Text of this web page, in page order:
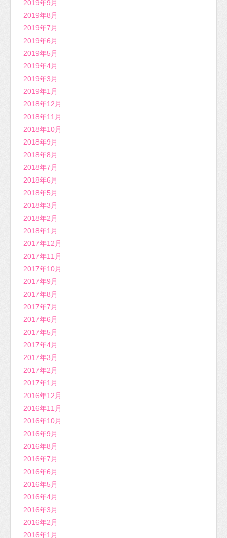
2019年9月
2019年8月
2019年7月
2019年6月
2019年5月
2019年4月
2019年3月
2019年1月
2018年12月
2018年11月
2018年10月
2018年9月
2018年8月
2018年7月
2018年6月
2018年5月
2018年3月
2018年2月
2018年1月
2017年12月
2017年11月
2017年10月
2017年9月
2017年8月
2017年7月
2017年6月
2017年5月
2017年4月
2017年3月
2017年2月
2017年1月
2016年12月
2016年11月
2016年10月
2016年9月
2016年8月
2016年7月
2016年6月
2016年5月
2016年4月
2016年3月
2016年2月
2016年1月